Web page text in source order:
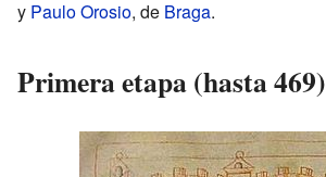
y Paulo Orosio, de Braga.
Primera etapa (hasta 469)